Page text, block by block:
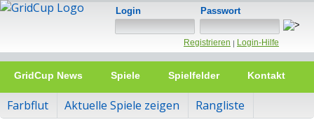
Login Passwort
Registrieren | Login-Hilfe
GridCup News Spiele Spielfelder Kontakt
Farbflut Aktuelle Spiele zeigen Rangliste